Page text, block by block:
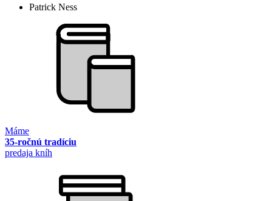
Patrick Ness
Máme
35-ročnú tradíciu
predaja kníh